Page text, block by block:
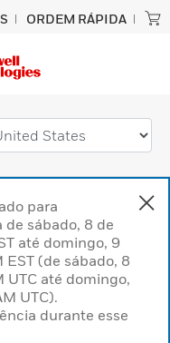
ORDEM RÁPIDA
para
sábado, 8 de
até domingo, 9
EST (de sábado, 8
UTC até domingo,
UTC).
durante esse